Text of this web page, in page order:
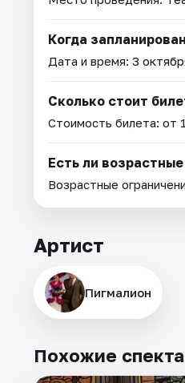
Когда
Дата и время: 3
Сколько стоит
Стоимость билета: от
Есть ли
Возрастные
Артист
Пигмалион
Похожие